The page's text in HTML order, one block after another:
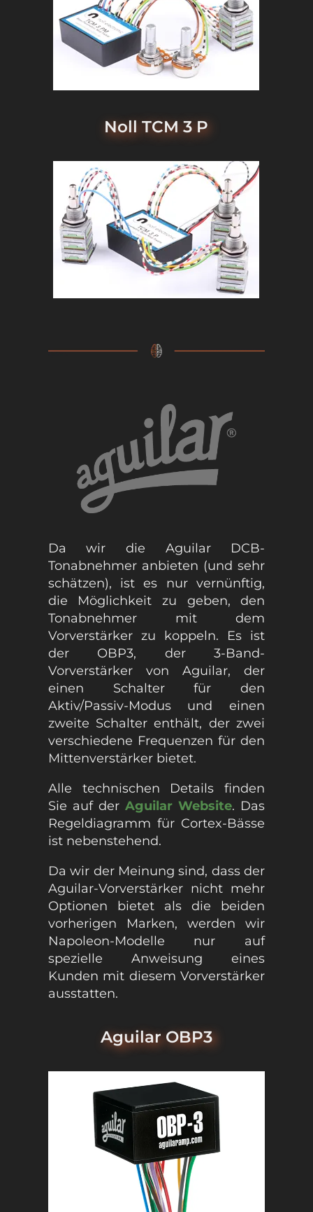
Noll TCM 3 P
Da wir die Aguilar DCB-
Tonabnehmer anbieten (und sehr
schätzen), ist es nur vernünftig,
die Möglichkeit zu geben, den
Tonabnehmer mit dem
Vorverstärker zu koppeln. Es ist
der OBP3, der 3-Band-
Vorverstärker von Aguilar, der
einen Schalter für den
Aktiv/Passiv-Modus und einen
zweite Schalter enthält, der zwei
verschiedene Frequenzen für den
Mittenverstärker bietet.
Alle technischen Details finden
Sie auf derAguilar Website. Das
Regeldiagramm für Cortex-Bässe
ist nebenstehend.
Da wir der Meinung sind, dass der
Aguilar-Vorverstärker nicht mehr
Optionen bietet als die beiden
vorherigen Marken, werden wir
Napoleon-Modelle nur auf
spezielle Anweisung eines
Kunden mit diesem Vorverstärker
ausstatten.
Aguilar OBP3